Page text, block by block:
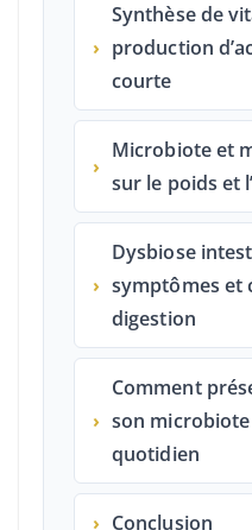
›
Synthèse de
production
courte
›
Microbiote et
sur le poids et
›
Dysbiose
symptômes et
digestion
›
Comment
son
quotidien
› Conclusion